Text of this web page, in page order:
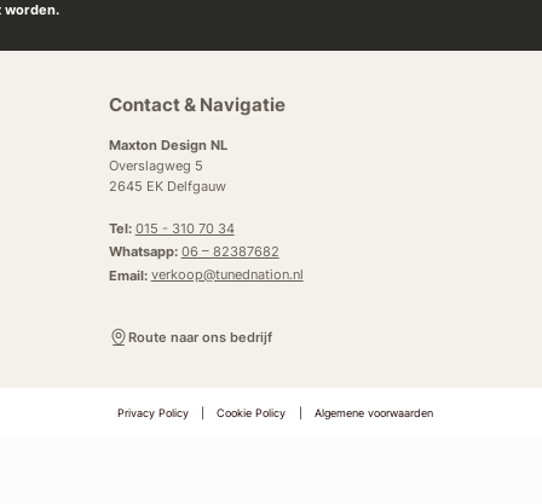
worden.
Contact & Navigatie
Maxton Design NL
Overslagweg 5
2645 EK Delfgauw
Tel: 015 - 310 70 34
Whatsapp: 06 – 82387682
Email: verkoop@tunednation.nl
Route naar ons bedrijf
Privacy Policy Cookie Policy Algemene voorwaarden